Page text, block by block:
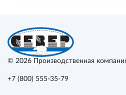
© 2026 Производственная
+7 (800) 555-35-79